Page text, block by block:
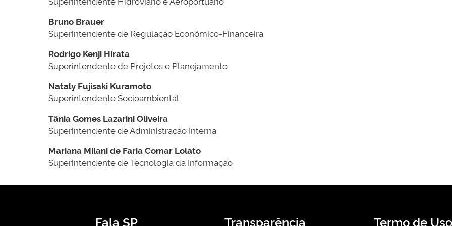
Bruno Brauer
Superintendente de Regulação Econômico-Financeira
Rodrigo Kenji Hirata
Superintendente de Projetos e Planejamento
Nataly Fujisaki Kuramoto
Superintendente Socioambiental
Tânia Gomes Lazarini Oliveira
Superintendente de Administração Interna
Mariana Milani de Faria Comar Lolato
Superintendente de Tecnologia da Informação
Fala SP Transparência Termo de Uso